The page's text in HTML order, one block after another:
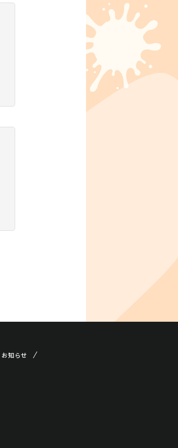
お知らせ